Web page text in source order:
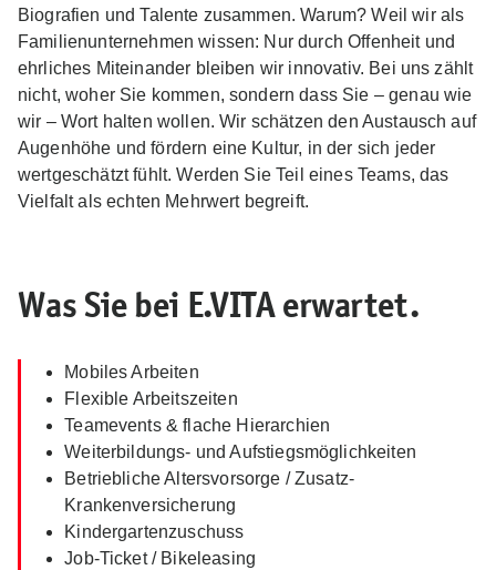
Biografien und Talente zusammen. Warum? Weil wir als
Familienunternehmen wissen: Nur durch Offenheit und
ehrliches Miteinander bleiben wir innovativ. Bei uns zählt
nicht, woher Sie kommen, sondern dass Sie – genau wie
wir – Wort halten wollen. Wir schätzen den Austausch auf
Augenhöhe und fördern eine Kultur, in der sich jeder
wertgeschätzt fühlt. Werden Sie Teil eines Teams, das
Vielfalt als echten Mehrwert begreift.
Was Sie bei E.VITA erwartet.
Mobiles Arbeiten
Flexible Arbeitszeiten
Teamevents& flache Hierarchien
Weiterbildungs- und Aufstiegsmöglichkeiten
Betriebliche Altersvorsorge / Zusatz-
Krankenversicherung
Kindergartenzuschuss
Job-Ticket / Bikeleasing